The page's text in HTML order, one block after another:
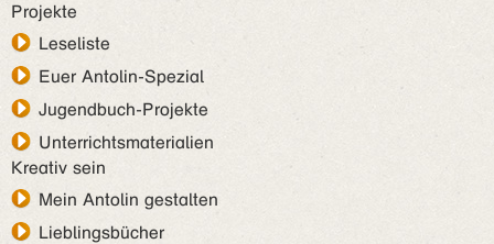
Projekte
Leseliste
Euer Antolin-Spezial
Jugendbuch-Projekte
Unterrichtsmaterialien
Kreativ sein
Mein Antolin gestalten
Lieblingsbücher